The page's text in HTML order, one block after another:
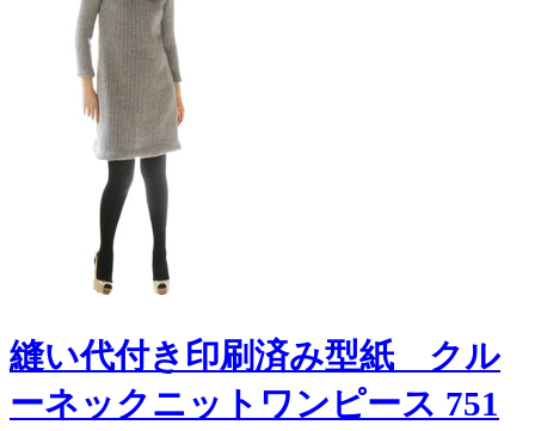
縫い代付き印刷済み型紙 クル
ーネックニットワンピース 751